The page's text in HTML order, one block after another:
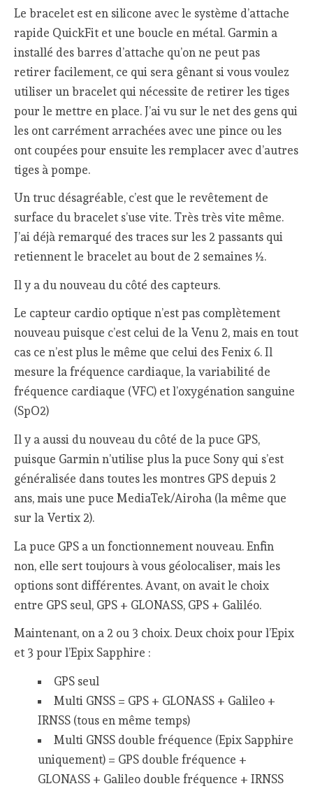
Le bracelet est en silicone avec le système d’attache
rapide QuickFit et une boucle en métal. Garmin a
installé des barres d’attache qu’on ne peut pas
retirer facilement, ce qui sera gênant si vous voulez
utiliser un bracelet qui nécessite de retirer les tiges
pour le mettre en place. J’ai vu sur le net des gens qui
les ont carrément arrachées avec une pince ou les
ont coupées pour ensuite les remplacer avec d’autres
tiges à pompe.
Un truc désagréable, c’est que le revêtement de
surface du bracelet s’use vite. Très très vite même.
J’ai déjà remarqué des traces sur les 2 passants qui
retiennent le bracelet au bout de 2 semaines ½.
Il y a du nouveau du côté des capteurs.
Le capteur cardio optique n’est pas complètement
nouveau puisque c’est celui de la Venu 2, mais en tout
cas ce n’est plus le même que celui des Fenix 6. Il
mesure la fréquence cardiaque, la variabilité de
fréquence cardiaque (VFC) et l’oxygénation sanguine
(SpO2)
Il y a aussi du nouveau du côté de la puce GPS,
puisque Garmin n’utilise plus la puce Sony qui s’est
généralisée dans toutes les montres GPS depuis 2
ans, mais une puce MediaTek/Airoha (la même que
sur la Vertix 2).
La puce GPS a un fonctionnement nouveau. Enfin
non, elle sert toujours à vous géolocaliser, mais les
options sont différentes. Avant, on avait le choix
entre GPS seul, GPS + GLONASS, GPS + Galiléo.
Maintenant, on a 2 ou 3 choix. Deux choix pour l’Epix
et 3 pour l’Epix Sapphire :
GPS seul
Multi GNSS = GPS + GLONASS + Galileo +
IRNSS (tous en même temps)
Multi GNSS double fréquence (Epix Sapphire
uniquement) = GPS double fréquence +
GLONASS + Galileo double fréquence + IRNSS